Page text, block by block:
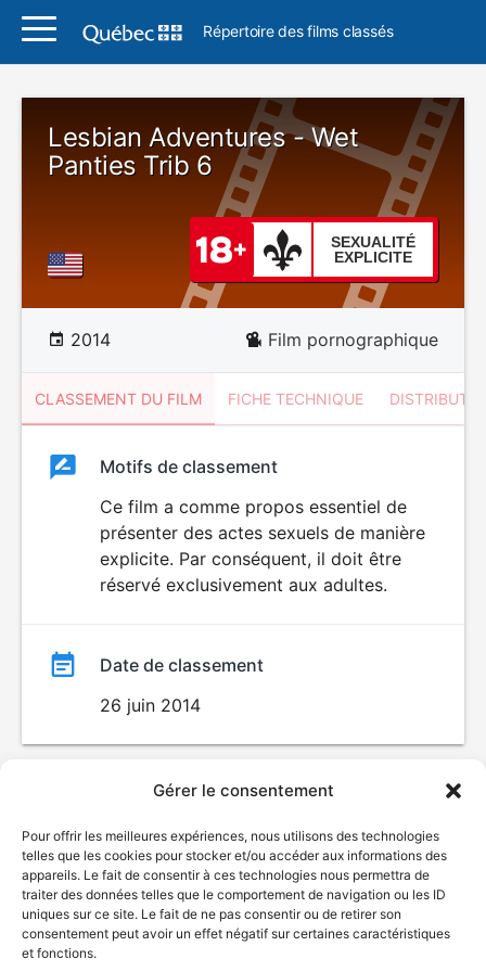
Gérer le consentement
Pour offrir les meilleures expériences, nous utilisons des technologies
telles que les cookies pour stocker et/ou accéder aux informations des
appareils. Le fait de consentir à ces technologies nous permettra de
traiter des données telles que le comportement de navigation ou les ID
uniques sur ce site. Le fait de ne pas consentir ou de retirer son
consentement peut avoir un effet négatif sur certaines caractéristiques
et fonctions.
Répertoire des films classés
Lesbian Adventures - Wet
Panties Trib 6
SEXUALITÉ
EXPLICITE
2014 Film pornographique
CLASSEMENT DU FILM FICHE TECHNIQUE
ClassementClassement
SEXUALITÉ
EXPLICITE
Motifs de classement
Ce film a comme propos essentiel de
présenter des actes sexuels de manière
explicite. Par conséquent, il doit être
réservé exclusivement aux adultes.
Date de classement
26 juin 2014